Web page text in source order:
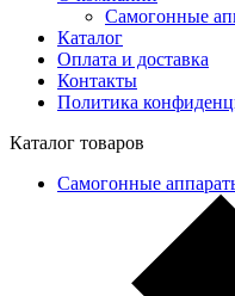
Самогонные
Каталог
Оплата и доставка
Контакты
Политика
Каталог товаров
Самогонные